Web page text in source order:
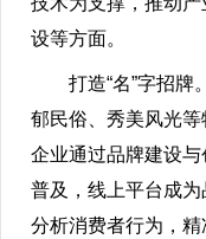
设等方面。
打造“名”字招
郁民俗、秀美风光
企业通过品牌建设
普及，线上平台成
分析消费者行为，